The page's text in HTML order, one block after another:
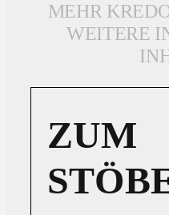
MEHR
WEITERE
ZUM